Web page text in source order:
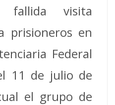
fallida visita
prisioneros en
Federal
11 de julio de
el grupo de